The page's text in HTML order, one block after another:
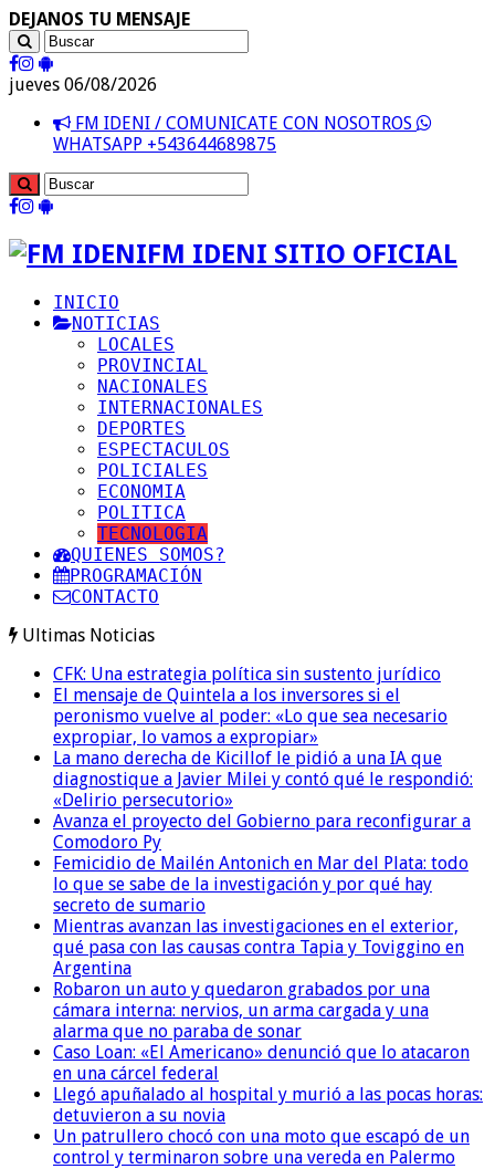
DEJANOS TU MENSAJE
jueves 06/08/2026
FM IDENI / COMUNICATE CON NOSOTROS
WHATSAPP +543644689875
FM IDENI SITIO OFICIAL
INICIO
NOTICIAS
LOCALES
PROVINCIAL
NACIONALES
INTERNACIONALES
DEPORTES
ESPECTACULOS
POLICIALES
ECONOMIA
POLITICA
TECNOLOGIA
QUIENES SOMOS?
PROGRAMACIÓN
CONTACTO
Ultimas Noticias
CFK: Una estrategia política sin sustento jurídico
El mensaje de Quintela a los inversores si el
peronismo vuelve al poder: «Lo que sea necesario
expropiar, lo vamos a expropiar»
La mano derecha de Kicillof le pidió a una IA que
diagnostique a Javier Milei y contó qué le respondió:
«Delirio persecutorio»
Avanza el proyecto del Gobierno para reconfigurar a
Comodoro Py
Femicidio de Mailén Antonich en Mar del Plata: todo
lo que se sabe de la investigación y por qué hay
secreto de sumario
Mientras avanzan las investigaciones en el exterior,
qué pasa con las causas contra Tapia y Toviggino en
Argentina
Robaron un auto y quedaron grabados por una
cámara interna: nervios, un arma cargada y una
alarma que no paraba de sonar
Caso Loan: «El Americano» denunció que lo atacaron
en una cárcel federal
Llegó apuñalado al hospital y murió a las pocas horas:
detuvieron a su novia
Un patrullero chocó con una moto que escapó de un
control y terminaron sobre una vereda en Palermo